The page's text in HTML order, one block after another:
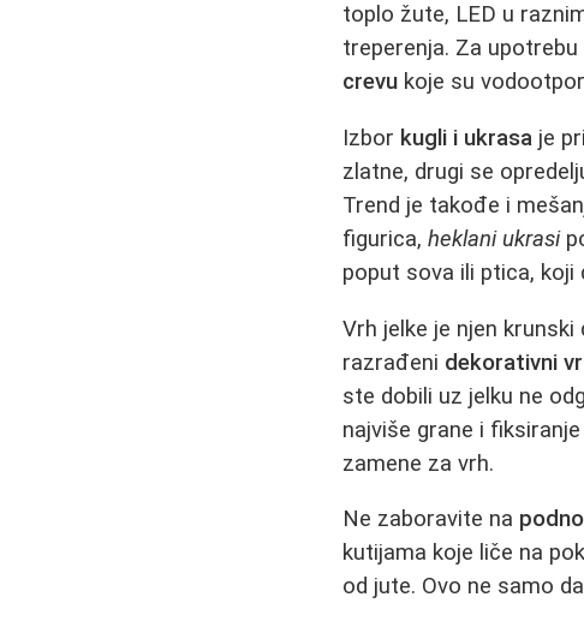
toplo žute, LED u
treperenja. Za
crevu koje su
Izbor kugli i ukrasa je
zlatne, drugi se
Trend je takođe i
figurica,heklani ukrasi
poput sova ili ptica, koji
Vrh jelke je njen
razrađeni dekorativni
ste dobili uz jelku ne
najviše grane i
zamene za vrh.
Ne zaboravite na
kutijama koje liče na
od jute. Ovo ne samo